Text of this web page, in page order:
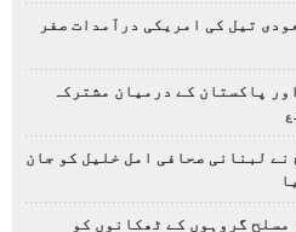
تیل کی امریکی درآمدات صفر
پاکستان کے درمیان مشترکہ
نے لبنانی صحافی امل خلیل کو جان
گروہوں کے ٹھکانوں کو